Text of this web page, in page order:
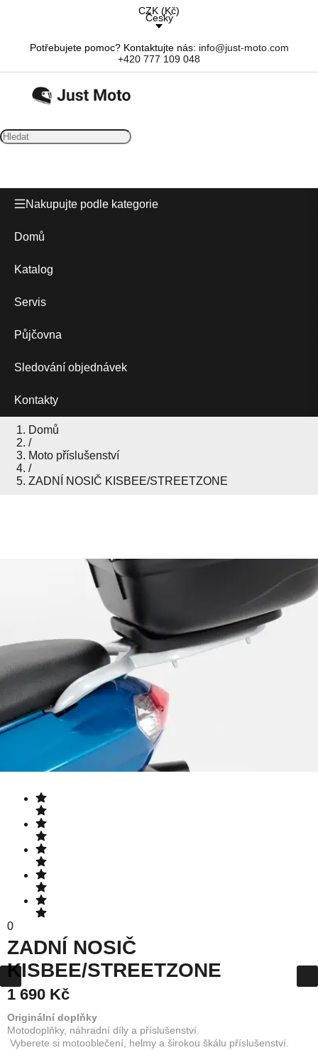
CZK (Kč)
Český
Potřebujete pomoc? Kontaktujte nás: info@just-moto.com
+420 777 109 048
Nakupujte podle kategorie
Domů
Katalog
Servis
Půjčovna
Sledování objednávek
Kontakty
Domů
/
Moto příslušenství
/
ZADNÍ NOSIČ KISBEE/STREETZONE
0
ZADNÍ NOSIČ
KISBEE/STREETZONE
1 690 Kč
Originální doplňky
Motodoplňky, náhradní díly a příslušenství.
Vyberete si motooblečení, helmy a širokou škálu příslušenství.